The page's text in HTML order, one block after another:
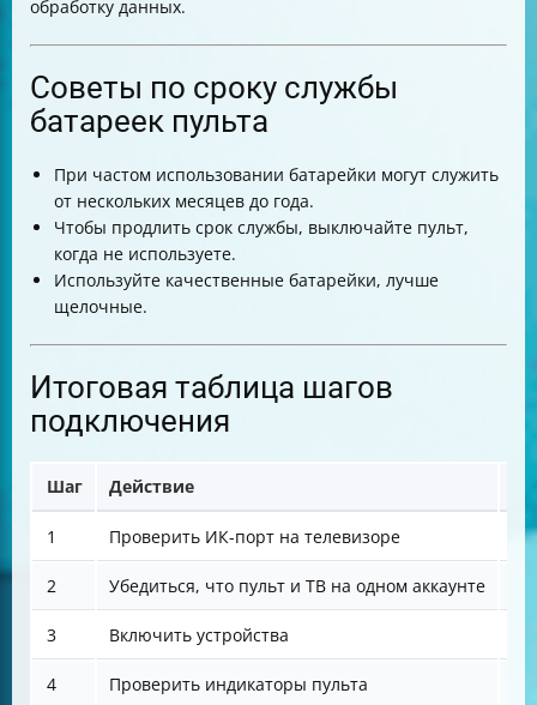
обработку данных.
Советы по сроку службы
батареек пульта
При частом использовании батарейки могут служить
от нескольких месяцев до года.
Чтобы продлить срок службы, выключайте пульт,
когда не используете.
Используйте качественные батарейки, лучше
щелочные.
Итоговая таблица шагов
подключения
Шаг Действие
1 Проверить ИК-порт на телевизоре
2 Убедиться, что пульт и ТВ на одном аккаунте
3 Включить устройства
4 Проверить индикаторы пульта